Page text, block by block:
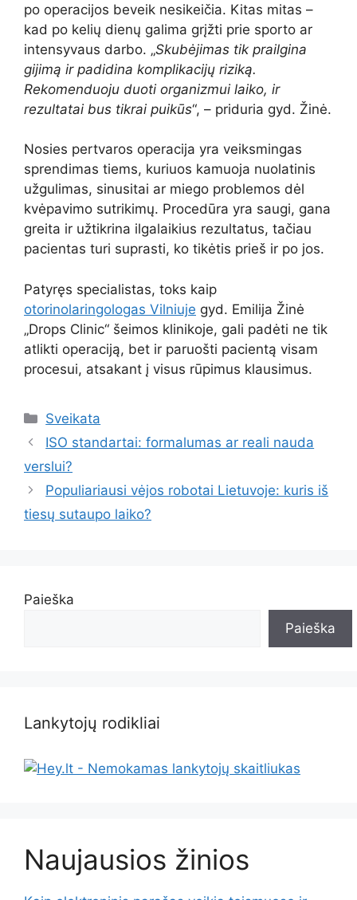
po operacijos beveik nesikeičia. Kitas mitas –
kad po kelių dienų galima grįžti prie sporto ar
intensyvaus darbo. „Skubėjimas tik prailgina
gijimą ir padidina komplikacijų riziką.
Rekomenduoju duoti organizmui laiko, ir
rezultatai bus tikrai puikūs“, – priduria gyd. Žinė.
Nosies pertvaros operacija yra veiksmingas
sprendimas tiems, kuriuos kamuoja nuolatinis
užgulimas, sinusitai ar miego problemos dėl
kvėpavimo sutrikimų. Procedūra yra saugi, gana
greita ir užtikrina ilgalaikius rezultatus, tačiau
pacientas turi suprasti, ko tikėtis prieš ir po jos.
Patyręs specialistas, toks kaip
otorinolaringologas Vilniuje gyd. Emilija Žinė
„Drops Clinic“ šeimos klinikoje, gali padėti ne tik
atlikti operaciją, bet ir paruošti pacientą visam
procesui, atsakant į visus rūpimus klausimus.
Kategorijos
Sveikata
ISO standartai: formalumas ar reali nauda
verslui?
Populiariausi vėjos robotai Lietuvoje: kuris iš
tiesų sutaupo laiko?
Paieška
Paieška
Lankytojų rodikliai
Naujausios žinios